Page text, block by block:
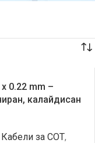
0.22 mm –
калайдисан
Кабели за СОТ,